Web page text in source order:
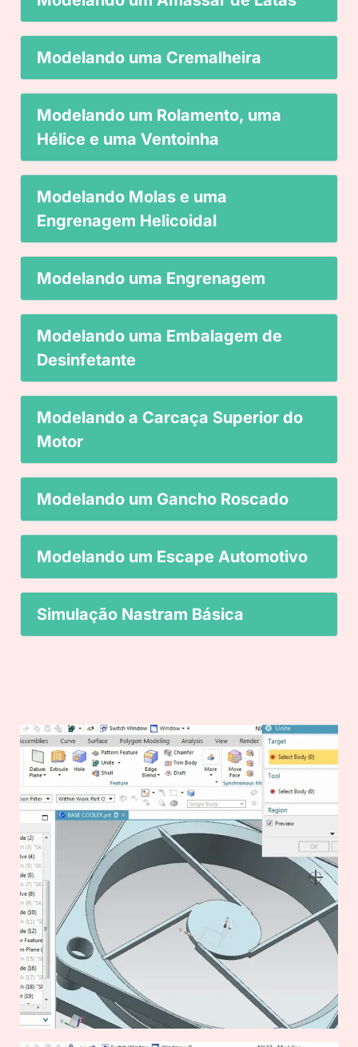
Modelando uma Cremalheira
Modelando um Rolamento, uma
Hélice e uma Ventoinha
Modelando Molas e uma
Engrenagem Helicoidal
Modelando uma Engrenagem
Modelando uma Embalagem de
Desinfetante
Modelando a Carcaça Superior do
Motor
Modelando um Gancho Roscado
Modelando um Escape Automotivo
Simulação Nastram Básica